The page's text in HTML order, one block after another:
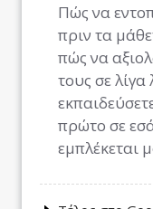
Πώς να
πριν τα
πώς να
τους σε
πρώτο σε
εμπλέκεται